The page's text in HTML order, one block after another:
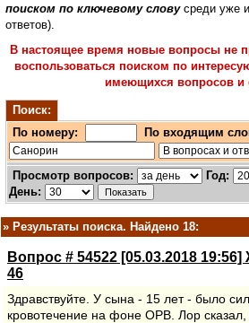
поиском по ключевому словусреди уже
ответов).
В настоящее время новые вопросы не
воспользоваться поиском по
имеющихся вопросов и
Поиск:
По номеру:
По входящим
Просмотр вопросов: Год:
День:
» Результаты поиска. Найдено 18:
Вопрос # 54522 [05.03.2018
46
Здравствуйте. У сына - 15 лет - было
кровотечение на фоне ОРВ. Лор сказал,